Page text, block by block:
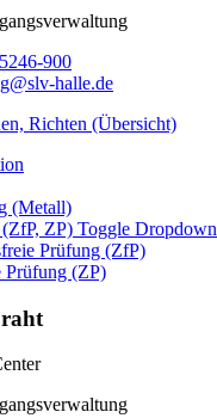
900
halle.de
Richten (Übersicht)
(Metall)
ZP) Toggle Dropdown
Prüfung (ZfP)
Prüfung (ZP)